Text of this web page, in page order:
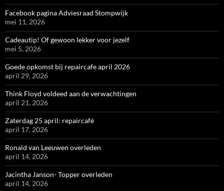
Facebook pagina Adviesraad Stompwijk
mei 11, 2026
Cadeautip! Of gewoon lekker voor jezelf
mei 5, 2026
Goede opkomst bij repaircafe april 2026
april 29, 2026
Think Floyd voldeed aan de verwachtingen
april 21, 2026
Zaterdag 25 april: repaircafé
april 17, 2026
Ronald van Leeuwen overleden
april 14, 2026
Jacintha Janson- Topper overleden
april 14, 2026